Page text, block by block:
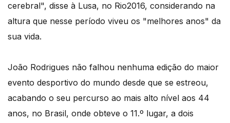
cerebral", disse à Lusa, no Rio2016, considerando na
altura que nesse período viveu os "melhores anos" da
sua vida.
João Rodrigues não falhou nenhuma edição do maior
evento desportivo do mundo desde que se estreou,
acabando o seu percurso ao mais alto nível aos 44
anos, no Brasil, onde obteve o 11.º lugar, a dois